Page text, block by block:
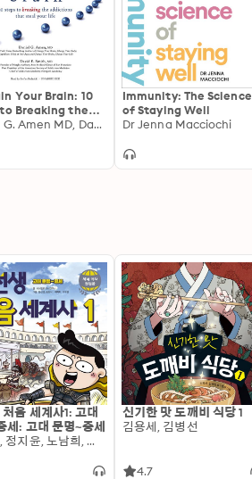
Your Brain: 10
Breaking the
That Steal Daniel G. Amen MD, David E. Smith MD
Immunity: The Science
of Staying Well
Dr Jenna Macciochi
음 세계사1: 고대
세: 고대 문명~중세
김선혜, 정지윤, 노남희, 뭉선생, 윤효식, 이우일, 김선빈, 사회평론 역사연구소
신기한 맛 도깨비 식당 1
김용세, 김병선
4.7